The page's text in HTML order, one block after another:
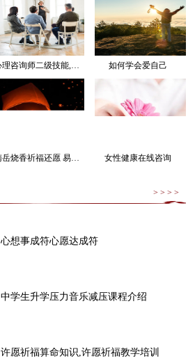
如何学会爱自己
南岳烧香祈福还愿 易经卜卦算命求运 女性健康在线咨询
> > > >
心想事成符心愿达成符
中学生升学压力音乐减压课程介绍
许愿祈福算命知识,许愿祈福教学培训